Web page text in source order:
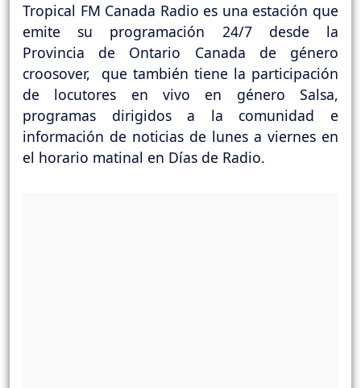
Tropical FM Canada Radio es una estación que
emite su programación 24/7 desde la
Provincia de Ontario Canada de género
croosover, que también tiene la participación
de locutores en vivo en género Salsa,
programas dirigidos a la comunidad e
información de noticias de lunes a viernes en
el horario matinal en Días de Radio.